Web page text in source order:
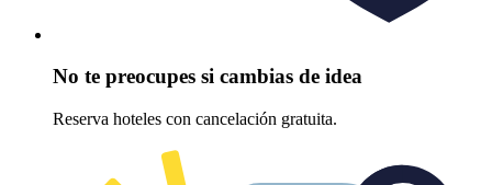
No te preocupes si cambias de idea
Reserva hoteles con cancelación gratuita.